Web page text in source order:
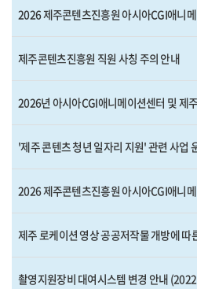
2026 제주콘텐츠진흥원 아시아CGI애니
제주콘텐츠진흥원 직원 사칭 주의 안내
2026년 아시아CGI애니메이션센터 및 제
'제주 콘텐츠 청년 일자리 지원' 관련 사업
2026 제주콘텐츠진흥원 아시아CGI애니
제주 로케이션 영상 공공저작물 개방에 따
촬영지원장비 대여시스템 변경 안내